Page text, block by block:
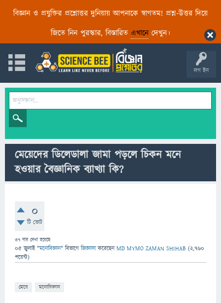
বিজ্ঞান ও প্রযুক্তির প্রশ্নোত্তর দুনিয়ায় আপনাকে স্বাগতম! প্রশ্ন-উত্তর দিয়ে
জিতে নিন পুরস্কার, বিস্তারিত এখানেদেখুন।
লগ ইন
মেয়েদের ডিলেডালা জামা পড়লে চিকন মনে
হওয়ার বৈজ্ঞানিক ব্যাখ্যা কি?
0
টি ভোট
37 বার দেখা হয়েছে
05 জুলাই "মনোবিজ্ঞান" বিভাগে জিজ্ঞাসাকরেছেনMD MYMO ZAMAN SHIHAB (2,760
পয়েন্ট)
মেয়ে মনোবিজ্ঞান